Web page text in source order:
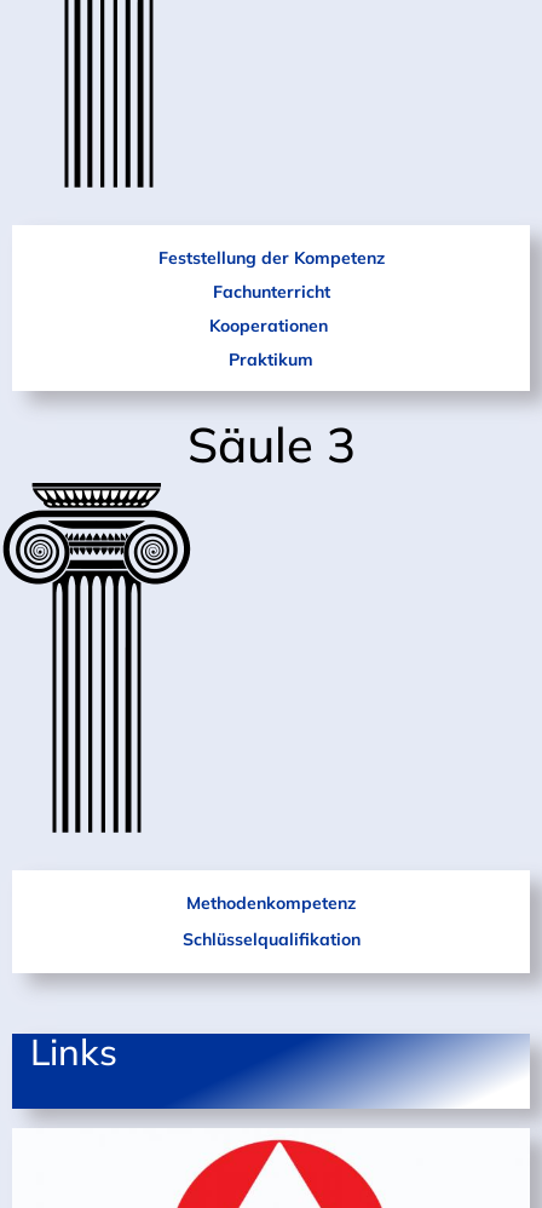
Feststellung der Kompetenz
Fachunterricht
Kooperationen
Praktikum
Säule 3
Methodenkompetenz
Schlüsselqualifikation
Links